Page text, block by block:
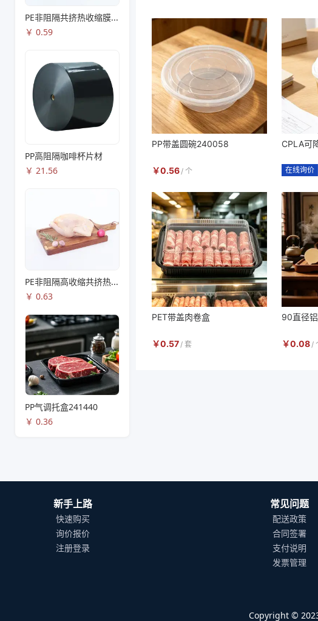
PE非阻隔共挤热收缩膜S53
￥ 0.59
PP高阻隔咖啡杯片材
￥ 21.56
PE非阻隔高收缩共挤热收缩膜S83
￥ 0.63
PP气调托盒241440
￥ 0.36
PP带盖圆碗240058
￥0.56 / 个
CPLA可
在线询价
PET带盖肉卷盒
￥0.57/ 套
90直径
￥0.08/
新手上路
快速购买
询价报价
注册登录
常见问题
配送政策
合同签署
支付说明
发票管理
Copyright ©